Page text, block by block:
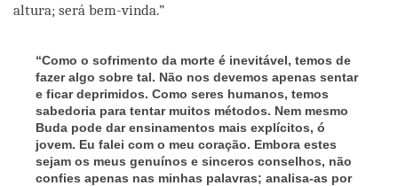
altura; será bem-vinda.”
“Como o sofrimento da morte é inevitável, temos de
fazer algo sobre tal. Não nos devemos apenas sentar
e ficar deprimidos. Como seres humanos, temos
sabedoria para tentar muitos métodos. Nem mesmo
Buda pode dar ensinamentos mais explícitos, ó
jovem. Eu falei com o meu coração. Embora estes
sejam os meus genuínos e sinceros conselhos, não
confies apenas nas minhas palavras; analisa-as por